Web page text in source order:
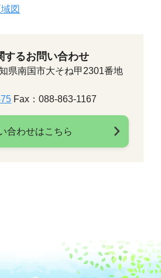
図
するお問い合わせ
県南国市大そね甲2301番地
Fax：088-863-1167
合わせはこちら